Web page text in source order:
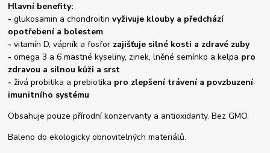
Hlavní benefity:
-glukosamin a chondroitin vyživuje kloubya předchází
opotřebení a bolestem
-vitamín D, vápník a fosfor zajišťuje silné kosti a zdravé zuby
-omega 3 a 6 mastné kyseliny, zinek, lněné semínko a kelpa pro
zdravou a silnou kůži a srst
-živá probitika a prebiotika pro zlepšení trávení a povzbuzení
imunitního systému
Obsahuje pouze přírodní konzervanty a antioxidanty. Bez GMO.
Baleno do ekologicky obnovitelných materiálů.